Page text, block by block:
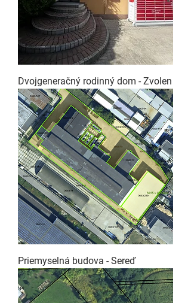
Dvojgeneračný rodinný dom - Zvolen
Priemyselná budova - Sereď